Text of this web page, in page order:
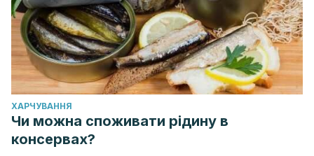
ХАРЧУВАННЯ
Чи можна споживати рідину в
консервах?